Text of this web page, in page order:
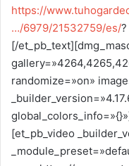
https://
…/6979/21532759/es/?
[/
randomize=»on»
[et_pb_video